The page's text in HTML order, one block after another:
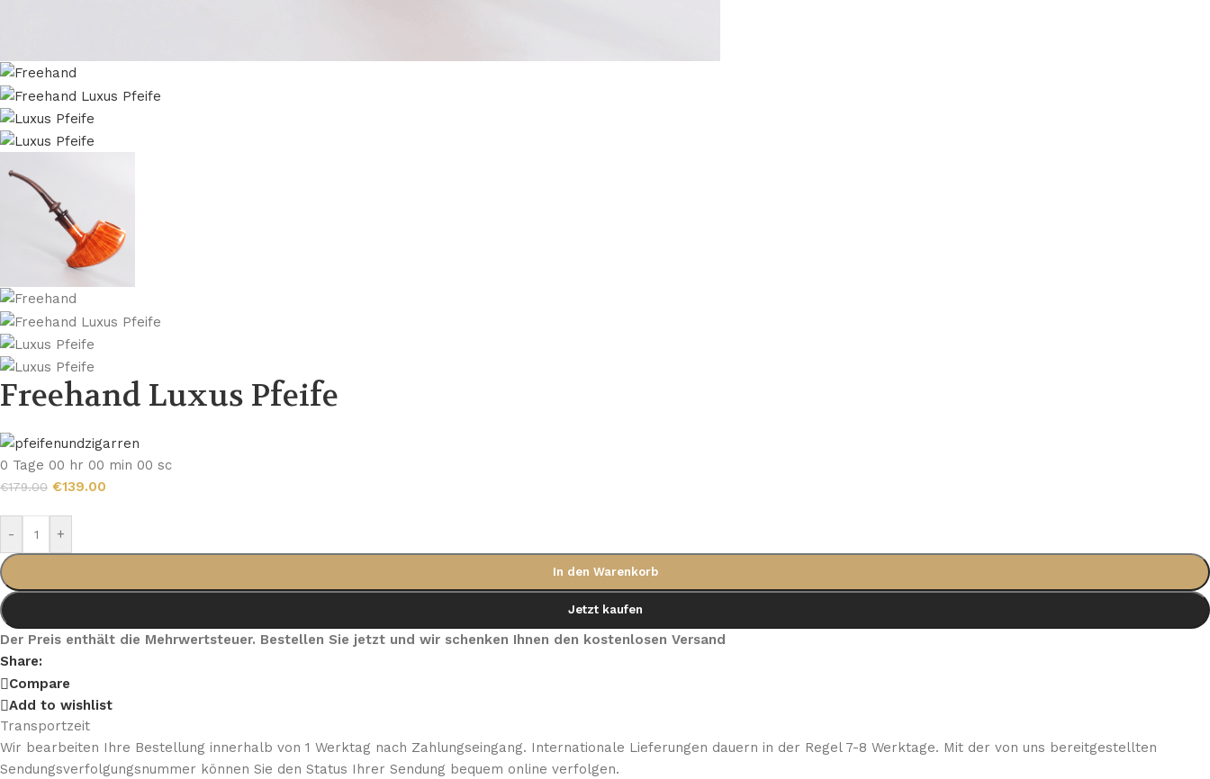
Freehand Luxus Pfeife
0 Tage 00 hr 00 min 00 sc
€179.00 €139.00
- +
In den Warenkorb
Jetzt kaufen
Der Preis enthält die Mehrwertsteuer. Bestellen Sie jetzt und wir schenken Ihnen den kostenlosen Versand
Share:
Compare
Add to wishlist
Transportzeit
Wir bearbeiten Ihre Bestellung innerhalb von 1 Werktag nach Zahlungseingang. Internationale Lieferungen dauern in der Regel 7-8 Werktage. Mit der von uns bereitgestellten
Sendungsverfolgungsnummer können Sie den Status Ihrer Sendung bequem online verfolgen.